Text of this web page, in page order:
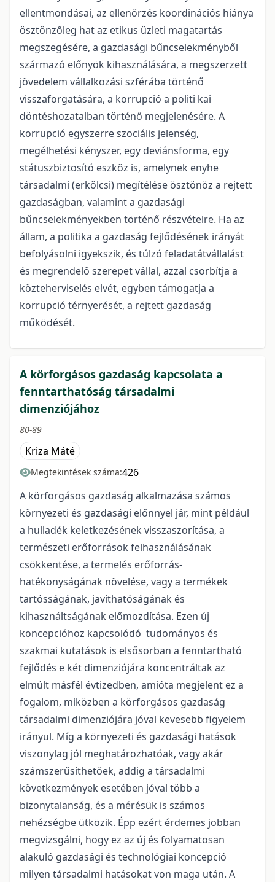
ellentmondásai, az ellenőrzés koordinációs hiánya
ösztönzőleg hat az etikus üzleti magatartás
megszegésére, a gazdasági bűncselekményből
származó előnyök kihasználására, a megszerzett
jövedelem vállalkozási szférába történő
visszaforgatására, a korrupció a politi kai
döntéshozatalban történő megjelenésére. A
korrupció egyszerre szociális jelenség,
megélhetési kényszer, egy deviánsforma, egy
státuszbiztosító eszköz is, amelynek enyhe
társadalmi (erkölcsi) megítélése ösztönöz a rejtett
gazdaságban, valamint a gazdasági
bűncselekményekben történő részvételre. Ha az
állam, a politika a gazdaság fejlődésének irányát
befolyásolni igyekszik, és túlzó feladatátvállalást
és megrendelő szerepet vállal, azzal csorbítja a
közteherviselés elvét, egyben támogatja a
korrupció térnyerését, a rejtett gazdaság
működését.
A körforgásos gazdaság kapcsolata a
fenntarthatóság társadalmi
dimenziójához
80-89
Kriza Máté
Megtekintések száma:426
A körforgásos gazdaság alkalmazása számos
környezeti és gazdasági előnnyel jár, mint például
a hulladék keletkezésének visszaszorítása, a
természeti erőforrások felhasználásának
csökkentése, a termelés erőforrás-
hatékonyságának növelése, vagy a termékek
tartósságának, javíthatóságának és
kihasználtságának előmozdítása. Ezen új
koncepcióhoz kapcsolódó tudományos és
szakmai kutatások is elsősorban a fenntartható
fejlődés e két dimenziójára koncentráltak az
elmúlt másfél évtizedben, amióta megjelent ez a
fogalom, miközben a körforgásos gazdaság
társadalmi dimenziójára jóval kevesebb figyelem
irányul. Míg a környezeti és gazdasági hatások
viszonylag jól meghatározhatóak, vagy akár
számszerűsíthetőek, addig a társadalmi
következmények esetében jóval több a
bizonytalanság, és a mérésük is számos
nehézségbe ütközik. Épp ezért érdemes jobban
megvizsgálni, hogy ez az új és folyamatosan
alakuló gazdasági és technológiai koncepció
milyen társadalmi hatásokat von maga után. A